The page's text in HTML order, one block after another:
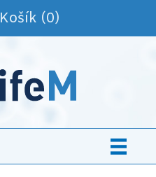
Košík (0)